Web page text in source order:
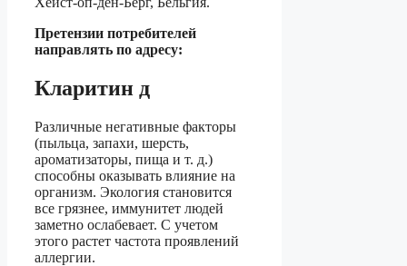
Претензии потребителей
направлять по адресу:
Кларитин д
Различные негативные факторы
(пыльца, запахи, шерсть,
ароматизаторы, пища и т. д.)
способны оказывать влияние на
организм. Экология становится
все грязнее, иммунитет людей
заметно ослабевает. С учетом
этого растет частота проявлений
аллергии.